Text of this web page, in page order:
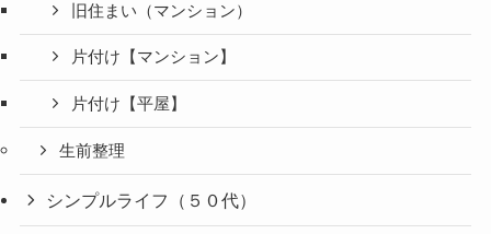
旧住まい（マンション）
片付け【マンション】
片付け【平屋】
生前整理
シンプルライフ（５０代）